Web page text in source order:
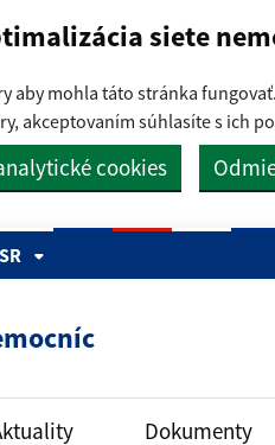
siete
aby mohla táto stránka fungovať.
akceptovaním súhlasíte s ich
cookies
Dokumenty